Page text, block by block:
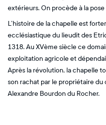
extérieurs. On procède à la
L’histoire de la chapelle est
ecclésiastique du lieudit des
1318. Au XVème siècle ce
exploitation agricole et
Après la révolution, la chapelle
son rachat par le propriétaire du
Alexandre Bourdon du Rocher.